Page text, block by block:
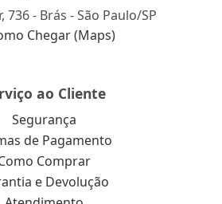
736 - Brás - São Paulo/SP
Chegar (Maps)
ao Cliente
Segurança
de Pagamento
Comprar
e Devolução